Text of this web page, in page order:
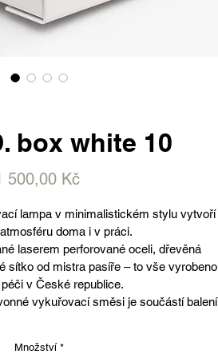
box white 10
500,00 KčCena
lampa v minimalistickém stylu vytvoří
doma i v práci.
laserem perforované oceli, dřevěná
sítko od mistra pasíře – to vše
v České republice.
vykuřovací směsi je součástí
Množství *